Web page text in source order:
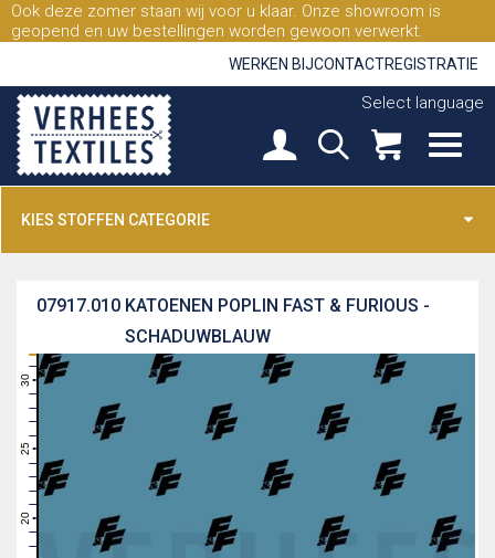
Ook deze zomer staan wij voor u klaar. Onze showroom is
geopend en uw bestellingen worden gewoon verwerkt.
WERKEN BIJCONTACTREGISTRATIE
Select language
KIES STOFFEN CATEGORIE
KATOENEN POPLIN FAST & FURIOUS -
SCHADUWBLAUW
07917.010
21
23
26
30
31